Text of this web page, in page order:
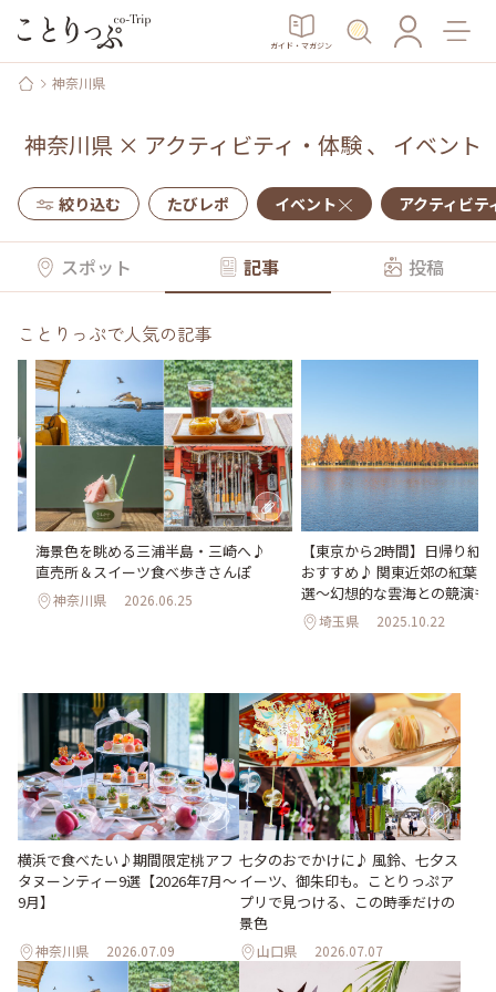
ガイド・マガジン
神奈川県
神奈川県× アクティビティ・体験、 イベント
絞り込む たびレポ イベント アクティビテ
スポット 記事 投稿
ことりっぷで人気の記事
海景色を眺める三浦半島・三崎へ♪
直売所＆スイーツ食べ歩きさんぽ
神奈川県 2026.06.25
【東京から2時間】日帰り紅
おすすめ♪ 関東近郊の紅葉ス
選～幻想的な雲海との競演も
埼玉県 2025.10.22
横浜で食べたい♪期間限定桃アフ
タヌーンティー9選【2026年7月～
9月】
神奈川県 2026.07.09
七夕のおでかけに♪ 風鈴、七夕ス
イーツ、御朱印も。ことりっぷア
プリで見つける、この時季だけの
景色
山口県 2026.07.07